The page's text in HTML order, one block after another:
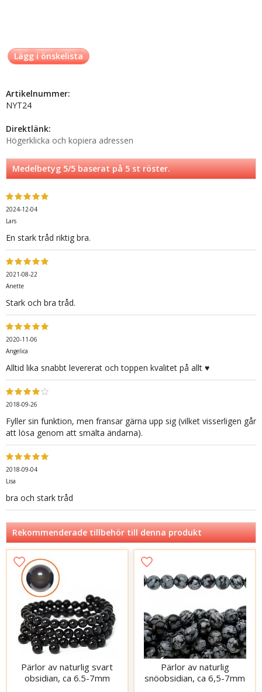
Lägg i önskelista
Artikelnummer:
NYT24
Direktlänk:
Högerklicka och kopiera adressen
Medelbetyg5/5 baserat på5st röster.
2024-12-04
Lars
En stark tråd riktig bra.
2021-08-22
Anette
Stark och bra tråd.
2020-11-06
Angelica
Alltid lika snabbt levererat och toppen kvalitet på allt ♥️
2018-09-26
Fyller sin funktion, men fransar gärna upp sig (vilket visserligen går
att lösa genom att smälta ändarna).
2018-09-04
Lisa
bra och stark tråd
Rekommenderade tillbehör till denna produkt
Pärlor av naturlig svart
obsidian, ca 6.5-7mm
Pärlor av naturlig
snöobsidian, ca 6,5-7mm